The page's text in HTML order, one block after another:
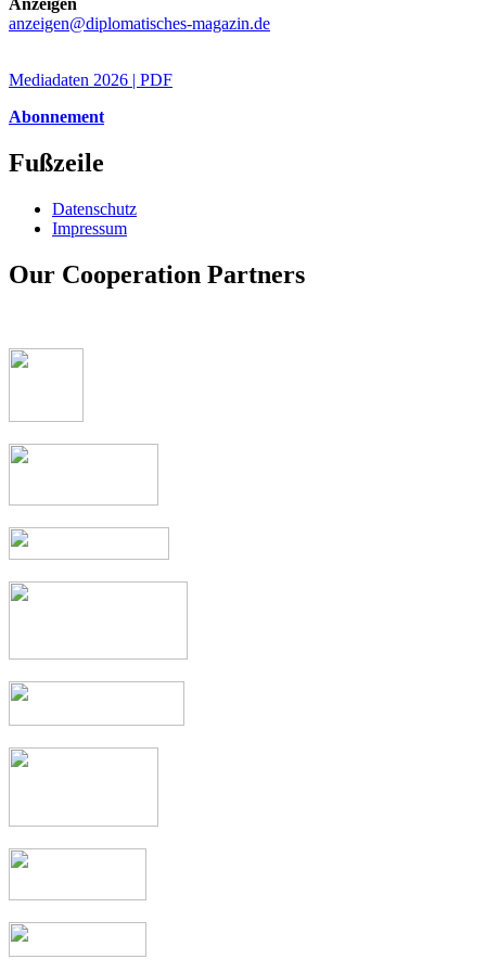
Anzeigen
anzeigen@diplomatisches-magazin.de
Mediadaten 2026 | PDF
Abonnement
Fußzeile
Datenschutz
Impressum
Our Cooperation Partners